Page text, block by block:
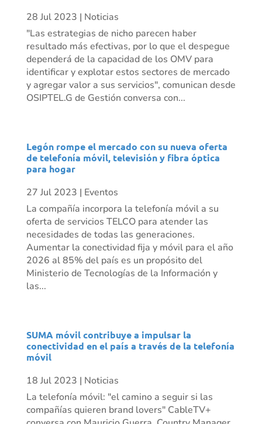
28 Jul 2023 | Noticias
"Las estrategias de nicho parecen haber
resultado más efectivas, por lo que el despegue
dependerá de la capacidad de los OMV para
identificar y explotar estos sectores de mercado
y agregar valor a sus servicios", comunican desde
OSIPTEL.G de Gestión conversa con...
Legón rompe el mercado con su nueva oferta
de telefonía móvil, televisión y fibra óptica
para hogar
27 Jul 2023 | Eventos
La compañía incorpora la telefonía móvil a su
oferta de servicios TELCO para atender las
necesidades de todas las generaciones.
Aumentar la conectividad fija y móvil para el año
2026 al 85% del país es un propósito del
Ministerio de Tecnologías de la Información y
las...
SUMA móvil contribuye a impulsar la
conectividad en el país a través de la telefonía
móvil
18 Jul 2023 | Noticias
La telefonía móvil: "el camino a seguir si las
compañías quieren brand lovers" CableTV+